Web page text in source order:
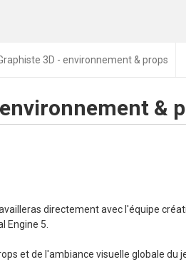
3D - environnement & props
&
directement avec l'équipe
Engine 5.
et de l'ambiance visuelle globale du